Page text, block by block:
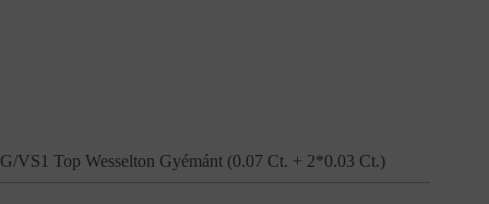
G/VS1 Top Wesselton Gyémánt (0.07 Ct. + 2*0.03 Ct.)